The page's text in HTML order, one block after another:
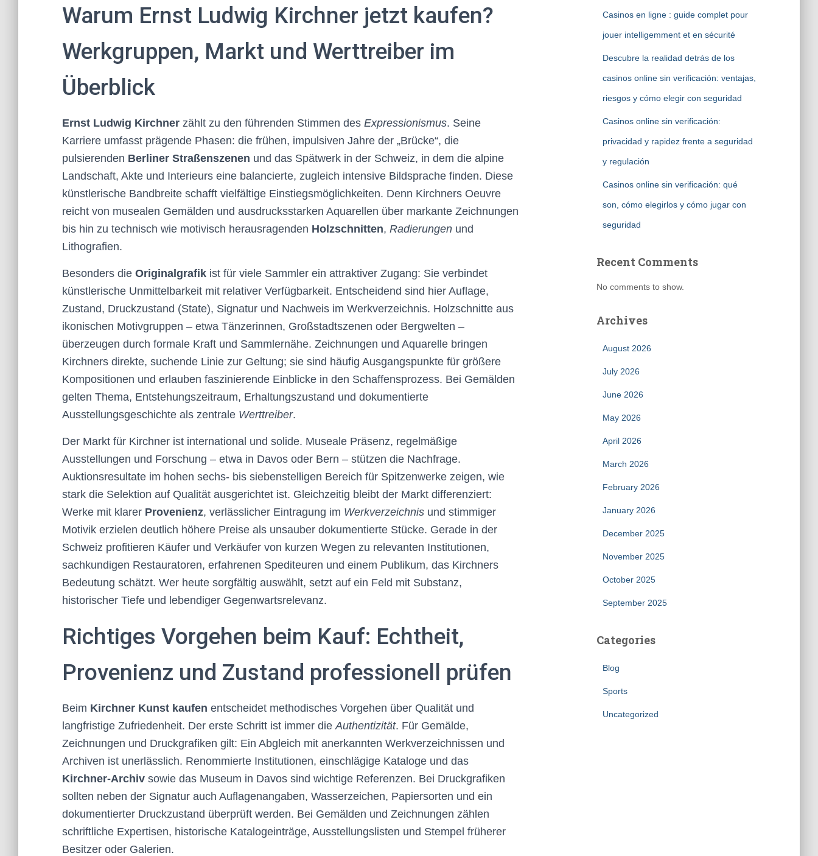
Warum Ernst Ludwig Kirchner jetzt kaufen?
Werkgruppen, Markt und Werttreiber im
Überblick
Ernst Ludwig Kirchner zählt zu den führenden Stimmen des Expressionismus. Seine
Karriere umfasst prägende Phasen: die frühen, impulsiven Jahre der „Brücke“, die
pulsierenden Berliner Straßenszenen und das Spätwerk in der Schweiz, in dem die alpine
Landschaft, Akte und Interieurs eine balancierte, zugleich intensive Bildsprache finden. Diese
künstlerische Bandbreite schafft vielfältige Einstiegsmöglichkeiten. Denn Kirchners Oeuvre
reicht von musealen Gemälden und ausdrucksstarken Aquarellen über markante Zeichnungen
bis hin zu technisch wie motivisch herausragenden Holzschnitten, Radierungen und
Lithografien.
Besonders die Originalgrafik ist für viele Sammler ein attraktiver Zugang: Sie verbindet
künstlerische Unmittelbarkeit mit relativer Verfügbarkeit. Entscheidend sind hier Auflage,
Zustand, Druckzustand (State), Signatur und Nachweis im Werkverzeichnis. Holzschnitte aus
ikonischen Motivgruppen – etwa Tänzerinnen, Großstadtszenen oder Bergwelten –
überzeugen durch formale Kraft und Sammlernähe. Zeichnungen und Aquarelle bringen
Kirchners direkte, suchende Linie zur Geltung; sie sind häufig Ausgangspunkte für größere
Kompositionen und erlauben faszinierende Einblicke in den Schaffensprozess. Bei Gemälden
gelten Thema, Entstehungszeitraum, Erhaltungszustand und dokumentierte
Ausstellungsgeschichte als zentrale Werttreiber.
Der Markt für Kirchner ist international und solide. Museale Präsenz, regelmäßige
Ausstellungen und Forschung – etwa in Davos oder Bern – stützen die Nachfrage.
Auktionsresultate im hohen sechs- bis siebenstelligen Bereich für Spitzenwerke zeigen, wie
stark die Selektion auf Qualität ausgerichtet ist. Gleichzeitig bleibt der Markt differenziert:
Werke mit klarer Provenienz, verlässlicher Eintragung im Werkverzeichnis und stimmiger
Motivik erzielen deutlich höhere Preise als unsauber dokumentierte Stücke. Gerade in der
Schweiz profitieren Käufer und Verkäufer von kurzen Wegen zu relevanten Institutionen,
sachkundigen Restauratoren, erfahrenen Spediteuren und einem Publikum, das Kirchners
Bedeutung schätzt. Wer heute sorgfältig auswählt, setzt auf ein Feld mit Substanz,
historischer Tiefe und lebendiger Gegenwartsrelevanz.
Richtiges Vorgehen beim Kauf: Echtheit,
Provenienz und Zustand professionell prüfen
Beim Kirchner Kunst kaufen entscheidet methodisches Vorgehen über Qualität und
langfristige Zufriedenheit. Der erste Schritt ist immer dieAuthentizität. Für Gemälde,
Zeichnungen und Druckgrafiken gilt: Ein Abgleich mit anerkannten Werkverzeichnissen und
Archiven ist unerlässlich. Renommierte Institutionen, einschlägige Kataloge und das
Kirchner-Archiv sowie das Museum in Davos sind wichtige Referenzen. Bei Druckgrafiken
sollten neben der Signatur auch Auflagenangaben, Wasserzeichen, Papiersorten und ein
dokumentierter Druckzustand überprüft werden. Bei Gemälden und Zeichnungen zählen
schriftliche Expertisen, historische Katalogeinträge, Ausstellungslisten und Stempel früherer
Besitzer oder Galerien.
Casinos en ligne : guide complet pour
jouer intelligemment et en sécurité
Descubre la realidad detrás de los
casinos online sin verificación: ventajas,
riesgos y cómo elegir con seguridad
Casinos online sin verificación:
privacidad y rapidez frente a seguridad
y regulación
Casinos online sin verificación: qué
son, cómo elegirlos y cómo jugar con
seguridad
Recent Comments
No comments to show.
Archives
August 2026
July 2026
June 2026
May 2026
April 2026
March 2026
February 2026
January 2026
December 2025
November 2025
October 2025
September 2025
Categories
Blog
Sports
Uncategorized